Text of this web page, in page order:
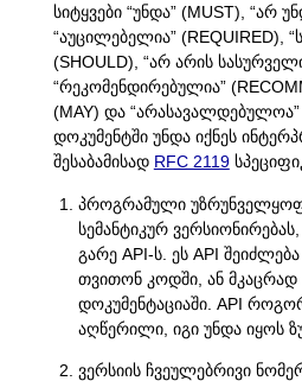
სიტყვები “უნდა” (MUST), “არ
“აუცილებელია” (REQUIRED),
(SHOULD), “არ არის
“რეკომენდირებულია”
(MAY) და “არასავალდებულოა”
დოკუმენტში უნდა იქნეს
შესაბამისად RFC 2119
პროგრამული
სემანტიკურ
გარე API-ს. ეს API
თვითონ კოდში, ან
დოკუმენტაციაში. API
აღწერილი, იგი უნდა იყოს
ვერსიის ჩვეულებრივი